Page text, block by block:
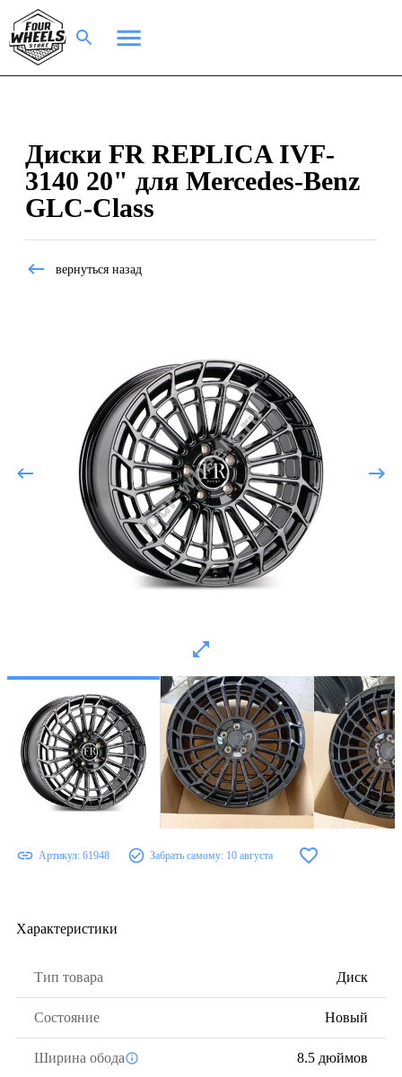
Диски FR REPLICA IVF-
3140 20" для Mercedes-Benz
GLC-Class
вернуться назад
Артикул: 61948 Забрать самому: 10 августа
Характеристики
Тип товара Диск
Состояние Новый
Ширина обода 8.5 дюймов